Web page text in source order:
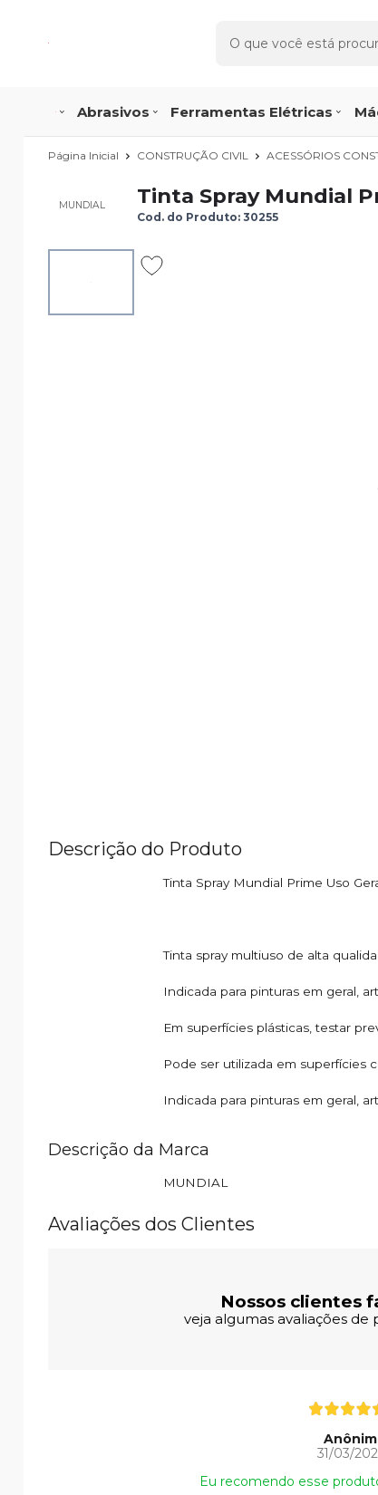
Abrasivos Ferramentas Elétricas
Página Inicial CONSTRUÇÃO CIVIL ACESSÓRIOS
MUNDIAL Tinta Spray Mundial
Cod. do Produto: 30255
Descrição do Produto
Tinta Spray Mundial Prime Uso
Tinta spray multiuso de alta
Indicada para pinturas em geral,
Em superfícies plásticas, testar
Pode ser utilizada em superfícies
Indicada para pinturas em geral,
Descrição da Marca
MUNDIAL
Avaliações dos Clientes
Nossos clientes
veja algumas avaliações de
31/03/
Eu recomendo esse